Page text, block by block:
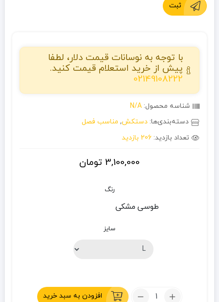
ثبت
با توجه به نوسانات قیمت دلار، لطفا
پیش از خرید استعلام قیمت کنید.
02149108222
شناسه محصول: N/A
دسته‌بندی‌ها: دستکش, مناسب فصل
تعداد بازدید: 206 بازدید
3,100,000 تومان
رنگ
طوسی مشکی
سایز
تعداد:
افزودن به سبد خرید